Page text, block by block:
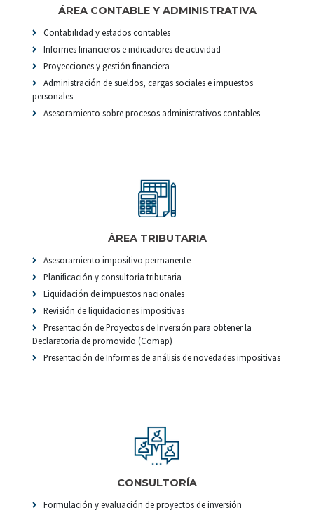
ÁREA CONTABLE Y ADMINISTRATIVA
Contabilidad y estados contables
Informes financieros e indicadores de actividad
Proyecciones y gestión financiera
Administración de sueldos, cargas sociales e impuestos
personales
Asesoramiento sobre procesos administrativos contables
ÁREA TRIBUTARIA
Asesoramiento impositivo permanente
Planificación y consultoría tributaria
Liquidación de impuestos nacionales
Revisión de liquidaciones impositivas
Presentación de Proyectos de Inversión para obtener la
Declaratoria de promovido (Comap)
Presentación de Informes de análisis de novedades impositivas
CONSULTORÍA
Formulación y evaluación de proyectos de inversión